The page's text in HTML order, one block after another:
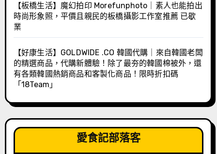
【板橋生活】魔幻拍印 Morefunphoto｜素人也能拍出
時尚形象照，平價且親民的板橋攝影工作室推薦 已歇
業
【好康生活】GOLDWIDE .CO 韓國代購｜來自韓國老闆
的精選商品，代購新體驗！除了最夯的韓國棉被外，還
有各類韓國熱銷商品和客製化商品！限時折扣碼
「18Team」
愛食記部落客